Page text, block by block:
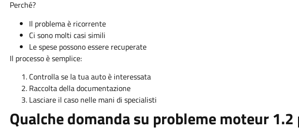
Perché?
Il problema è ricorrente
Ci sono molti casi simili
Le spese possono essere recuperate
Il processo è semplice:
Controlla se la tua auto è interessata
Raccolta della documentazione
Lasciare il caso nelle mani di specialisti
Qualche domanda su probleme moteur